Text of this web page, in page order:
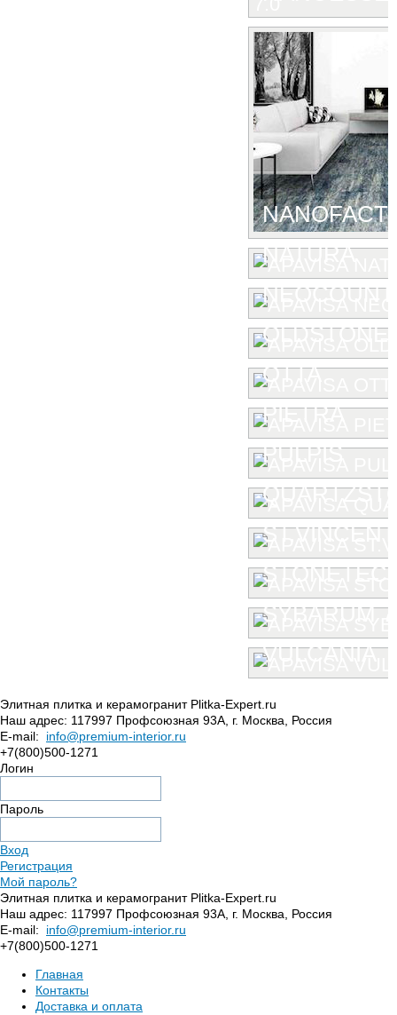
NATURA
OLDSTONE
OTTA
PIETRA
PULPIS
ST.VINCENT
SYBARUM
VULCANIA
Элитная плитка и керамогранит Plitka-Expert.ru
Наш адрес: 117997 Профсоюзная 93А г. Москва
Россия
E-mail:
info@premium-interior.ru
+7(800)500-1271
Логин
Пароль
Вход
Регистрация
Мой пароль?
Элитная плитка и керамогранит Plitka-Expert.ru
Наш адрес: 117997 Профсоюзная 93А г. Москва
Россия
E-mail:
info@premium-interior.ru
+7(800)500-1271
Главная
Контакты
Доставка и оплата